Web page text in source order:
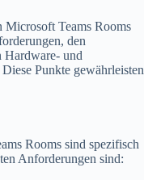
Teams Rooms
den
Hardware- und
Punkte gewährleisten
Rooms sind spezifisch
Anforderungen sind: